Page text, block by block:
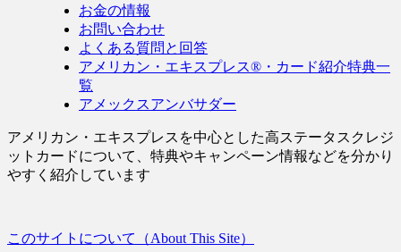
お金の情報
お問い合わせ
よくある質問と回答
アメリカン・エキスプレス®・カード紹介特典一
覧
アメックスアンバサダー
アメリカン・エキスプレスを中心とした高ステータスクレジ
ットカードについて、特典やキャンペーン情報などを分かり
やすく紹介しています
このサイトについて（About This Site）